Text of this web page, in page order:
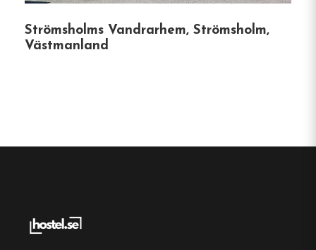
moderna bekvämligheter.
kulturskatter.
Strömsholms Vandrarhem, Strömsholm,
Västmanland